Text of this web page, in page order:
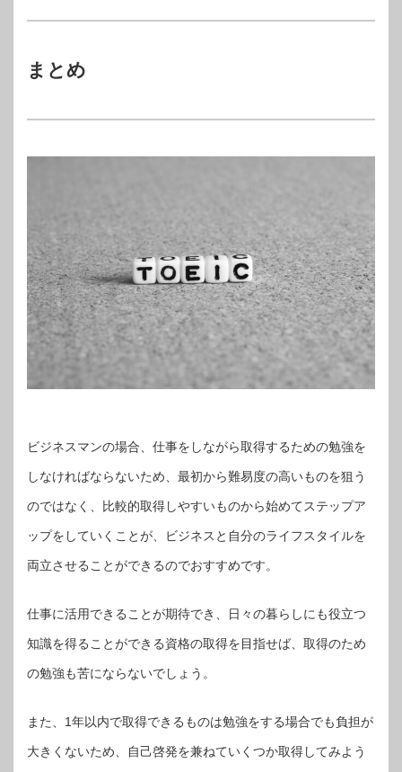
まとめ
ビジネスマンの場合、仕事をしながら取得するための勉強を
しなければならないため、最初から難易度の高いものを狙う
のではなく、比較的取得しやすいものから始めてステップア
ップをしていくことが、ビジネスと自分のライフスタイルを
両立させることができるのでおすすめです。
仕事に活用できることが期待でき、日々の暮らしにも役立つ
知識を得ることができる資格の取得を目指せば、取得のため
の勉強も苦にならないでしょう。
また、1年以内で取得できるものは勉強をする場合でも負担が
大きくないため、自己啓発を兼ねていくつか取得してみよう